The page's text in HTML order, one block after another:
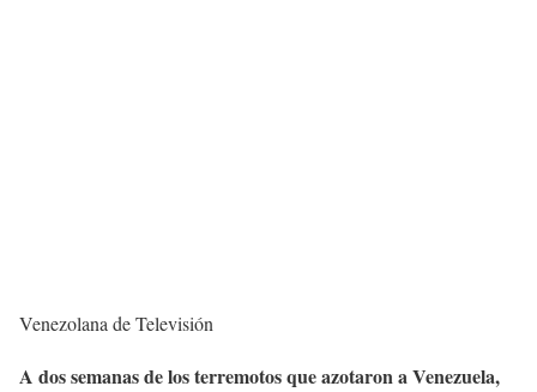
Venezolana de Televisión
A dos semanas de los terremotos que azotaron a Venezuela,